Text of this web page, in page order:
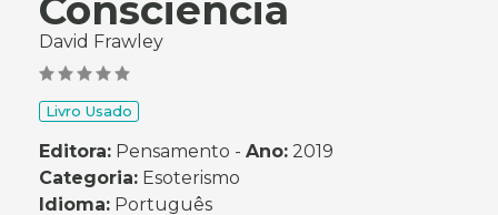
Consciencia
David Frawley
Livro Usado
Editora: Pensamento - Ano: 2019
Categoria: Esoterismo
Idioma: Português